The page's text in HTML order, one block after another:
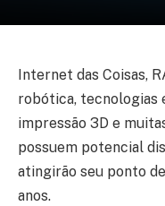
Internet das Coisas,
robótica, tecnologias
impressão 3D e
possuem potencial
atingirão seu ponto
anos.